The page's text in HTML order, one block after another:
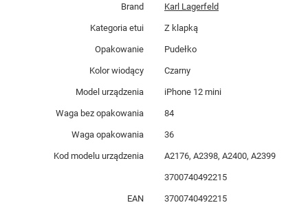
Brand Karl Lagerfeld
Kategoria etui Z klapką
Opakowanie Pudełko
Kolor wiodący Czarny
Model urządzenia iPhone 12 mini
Waga bez opakowania 84
Waga opakowania 36
Kod modelu urządzenia A2176, A2398, A2400, A2399
3700740492215
EAN 3700740492215